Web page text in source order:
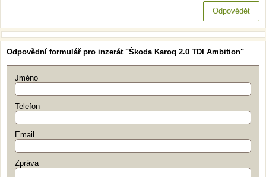
Odpovědět
Odpovědní formulář pro inzerát "Škoda Karoq 2.0 TDI Ambition"
Jméno
Telefon
Email
Zpráva